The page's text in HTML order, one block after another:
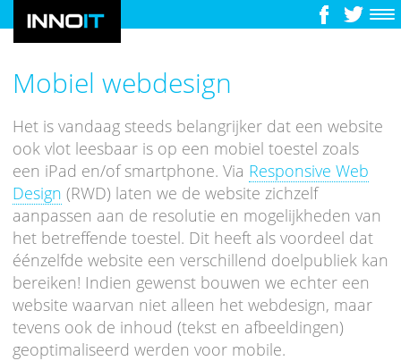
Mobiel webdesign
Het is vandaag steeds belangrijker dat een website
ook vlot leesbaar is op een mobiel toestel zoals
een iPad en/of smartphone. Via Responsive Web
Design (RWD) laten we de website zichzelf
aanpassen aan de resolutie en mogelijkheden van
het betreffende toestel. Dit heeft als voordeel dat
éénzelfde website een verschillend doelpubliek kan
bereiken! Indien gewenst bouwen we echter een
website waarvan niet alleen het webdesign, maar
tevens ook de inhoud (tekst en afbeeldingen)
geoptimaliseerd werden voor mobile.